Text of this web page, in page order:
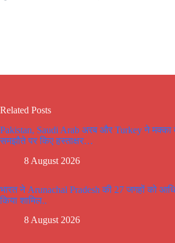
Related Posts
Pakistan, Saudi Arab अरब और Turkey ने मक्का
समझौते पर किए हस्ताक्षर…
8 August 2026
भारत ने Arunachal Pradesh की 27 जगहों को
किया शामिल..
8 August 2026